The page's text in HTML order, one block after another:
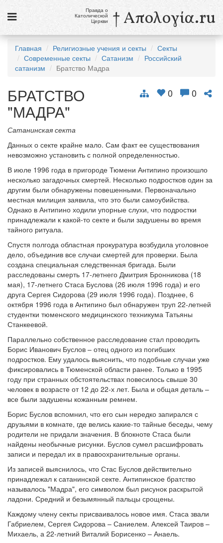
Новости
Галерея
Викторины
Ссылки
Религиозные учения и секты, справочник
9 августа
Св. Тереза Бенедикта Креста, дева и мученица
см. календарь
Обратная связь
mail@apologia.ru
Отправить сообщение
Вход
Правда о
Католической
Церкви † Απολογία.ru
Главная Религиозные учения и секты
Секты
Современные секты
Сатанизм
Российский
сатанизм
Братство Мадра
0 0
БРАТСТВО
"МАДРА"
Сатанинская секта
Данных о секте крайне мало. Сам факт ее существования
невозможно установить с полной определенностью.
В июле 1996 года в пригороде Тюмени Антипино произошло
несколько загадочных смертей. Несколько подростков один за
другим были обнаружены повешенными. Первоначально
местная милиция заявила, что это были самоубийства.
Однако в Антипино ходили упорные слухи, что подростки
принадлежали к какой-то секте и были задушены во время
тайного ритуала.
Спустя полгода областная прокуратура возбудила уголовное
дело, объединив все случаи смертей для проверки. Была
создана специальная следственная бригада. Были
расследованы смерть 17-летнего Дмитрия Бронникова (18
мая), 17-летнего Стаса Буслова (26 июля 1996 года) и его
друга Сергея Сидорова (29 июля 1996 года). Позднее, 6
октября 1996 года в Антипино был обнаружен труп 22-летней
студентки тюменского медицинского техникума Татьяны
Станкеевой.
Параллельно собственное расследование стал проводить
Борис Иванович Буслов – отец одного из погибших
подростков. Ему удалось выяснить, что подобные случаи уже
фиксировались в Тюменской области ранее. Только в 1995
году при странных обстоятельствах повесилось свыше 30
человек в возрасте от 12 до 22-х лет. Была и общая деталь –
все были задушены кожанным ремнем.
Борис Буслов вспомнил, что его сын нередко запирался с
друзьями в комнате, где велись какие-то тайные беседы, чему
родители не придали значения. В блокноте Стаса были
найдены необычные рисунки. Буслов сумел расшифровать
записи и передал их в правоохранительные органы.
Из записей выяснилось, что Стас Буслов действительно
принадлежал к сатанинской секте. Антипинское братство
называлось "Мадра", его символом был рисунок раскрытой
ладони. Средний и безымянный пальцы срощены.
Каждому члену секты присваивалось новое имя. Стаса звали
Габриелем, Сергея Сидорова – Саниелем. Алексей Таиров –
Михаель, а 22-летний Виталий Борисенко – Анаель.